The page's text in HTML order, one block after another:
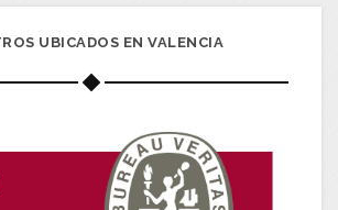
UBICADOS EN VALENCIA